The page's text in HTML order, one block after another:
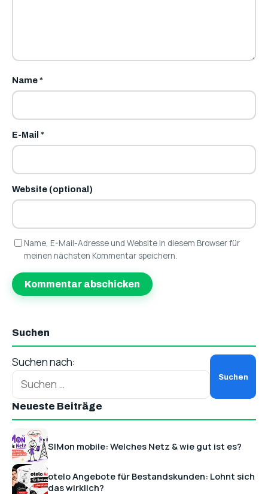
Name*
E-Mail *
Website (optional)
Name, E-Mail-Adresse und Website in diesem Browser für
meinen nächsten Kommentar speichern.
Suchen
Suchen nach:
Neueste Beiträge
SIMon mobile: Welches Netz & wie gut ist es?
otelo Angebote für Bestandskunden: Lohnt sich
das wirklich?